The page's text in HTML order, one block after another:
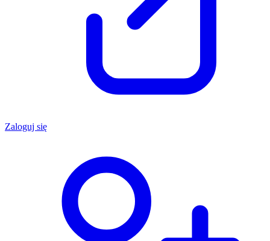
Zaloguj się